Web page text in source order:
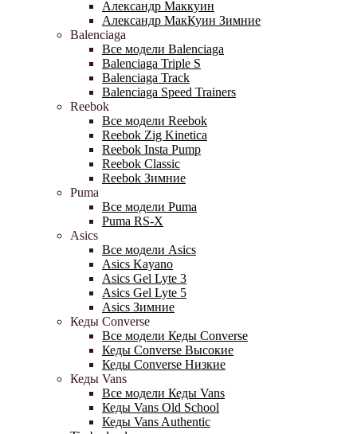
Александр Маккуин
Александр МакКуин Зимние
Balenciaga
Все модели Balenciaga
Balenciaga Triple S
Balenciaga Track
Balenciaga Speed Trainers
Reebok
Все модели Reebok
Reebok Zig Kinetica
Reebok Insta Pump
Reebok Classic
Reebok Зимние
Puma
Все модели Puma
Puma RS-X
Asics
Все модели Asics
Asics Kayano
Asics Gel Lyte 3
Asics Gel Lyte 5
Asics Зимние
Кеды Converse
Все модели Кеды Converse
Кеды Converse Высокие
Кеды Converse Низкие
Кеды Vans
Все модели Кеды Vans
Кеды Vans Old School
Кеды Vans Authentic